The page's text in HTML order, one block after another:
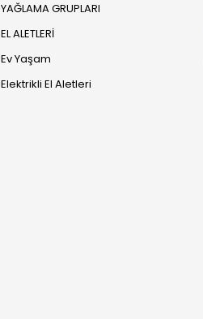
YAĞLAMA GRUPLARI
EL ALETLERİ
Ev Yaşam
Elektrikli El Aletleri